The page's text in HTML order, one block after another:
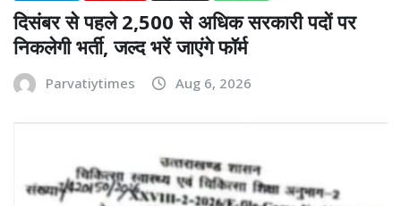
दिसंबर से पहले 2,500 से अधिक सरकारी पदों पर
निकलेगी भर्ती, जल्द भरें जाएंगे फॉर्म
Parvatiytimes Aug 6, 2026